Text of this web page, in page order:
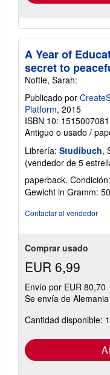
A Year of
secret to
Noftle, Sarah:
Publicado por
Platform, 2015
ISBN 10: 1515007081
Antiguo o usado /
Librería: Studibuch,
(vendedor de 5
paperback.
Gewicht in Gramm:
Contactar al vendedor
Comprar usado
EUR 6,99
Envío por EUR 80,70
Se envía de
Cantidad disponible: